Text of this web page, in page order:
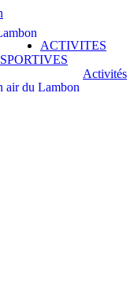
ACTIVITES
SPORTIVES
Activités